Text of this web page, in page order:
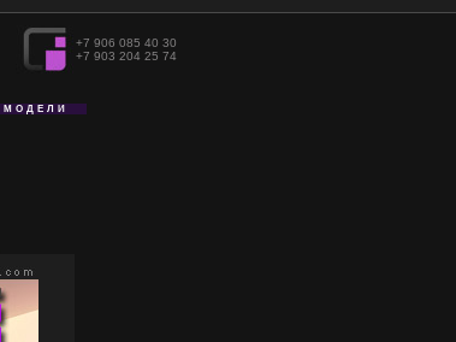
+7 906 085 40 30
+7 903 204 25 74
МОДЕЛИ